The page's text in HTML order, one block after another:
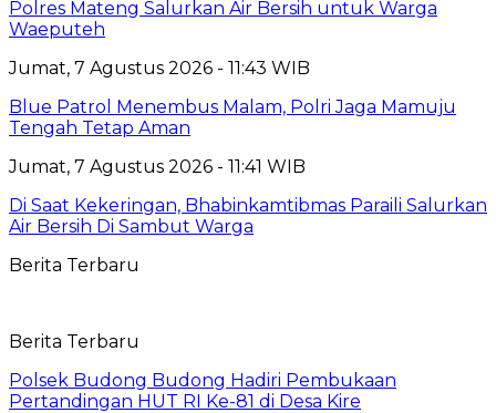
Polres Mateng Salurkan Air Bersih untuk Warga
Waeputeh
Jumat, 7 Agustus 2026 - 11:43 WIB
Blue Patrol Menembus Malam, Polri Jaga Mamuju
Tengah Tetap Aman
Jumat, 7 Agustus 2026 - 11:41 WIB
Di Saat Kekeringan, Bhabinkamtibmas Paraili Salurkan
Air Bersih Di Sambut Warga
Berita Terbaru
Berita Terbaru
Polsek Budong Budong Hadiri Pembukaan
Pertandingan HUT RI Ke-81 di Desa Kire